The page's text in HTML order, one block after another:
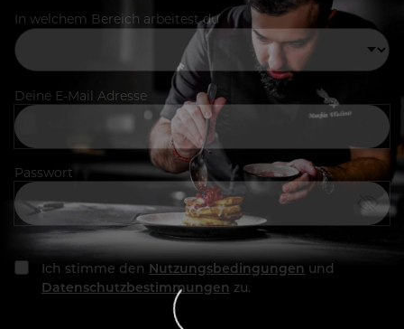
In welchem Bereich arbeitest du
Deine E-Mail Adresse
Passwort
Ich stimme den Nutzungsbedingungen und
Datenschutzbestimmungen zu.